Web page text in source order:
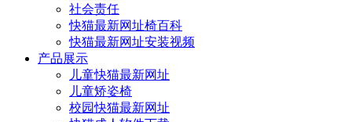
社会责任
快猫最新网址椅百科
快猫最新网址安装视频
产品展示
儿童快猫最新网址
儿童矫姿椅
校园快猫最新网址